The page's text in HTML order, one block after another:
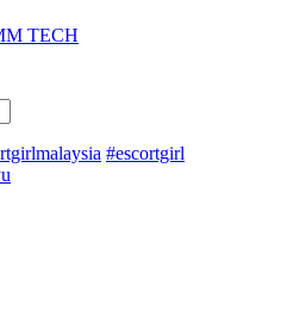
#escortgirl